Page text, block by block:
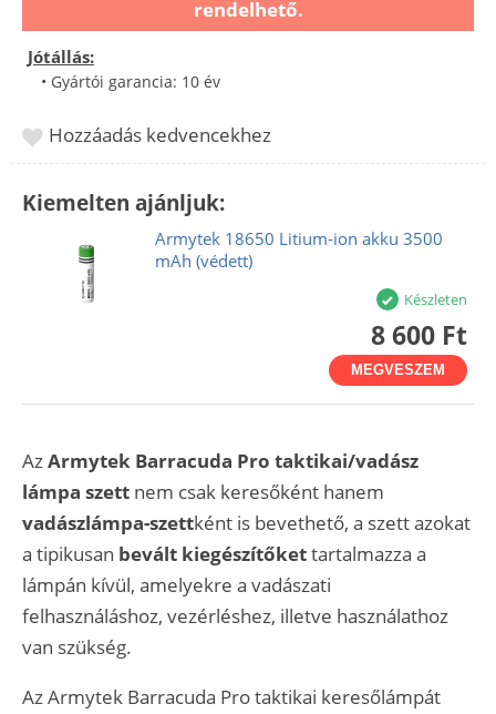
rendelhető.
Jótállás:
• Gyártói garancia: 10 év
Hozzáadás kedvencekhez
Kiemelten ajánljuk:
Armytek 18650 Litium-ion akku 3500
mAh (védett)
Készleten
8 600 Ft
MEGVESZEM
AzArmytek Barracuda Pro taktikai/vadász
lámpa szett nem csak keresőként hanem
vadászlámpa-szettként is bevethető, a szett azokat
a tipikusan bevált kiegészítőkettartalmazza a
lámpán kívül, amelyekre a vadászati
felhasználáshoz, vezérléshez, illetve használathoz
van szükség.
Az Armytek Barracuda Pro taktikai keresőlámpát